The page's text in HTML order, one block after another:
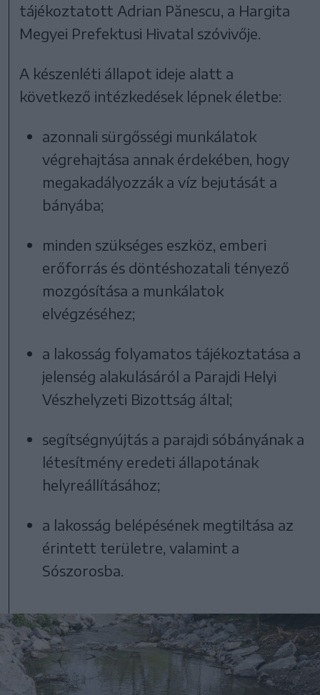
tájékoztatott Adrian Pănescu, a Hargita
Megyei Prefektusi Hivatal szóvivője.
A készenléti állapot ideje alatt a
következő intézkedések lépnek életbe:
azonnali sürgősségi munkálatok
végrehajtása annak érdekében, hogy
megakadályozzák a víz bejutását a
bányába;
minden szükséges eszköz, emberi
erőforrás és döntéshozatali tényező
mozgósítása a munkálatok
elvégzéséhez;
a lakosság folyamatos tájékoztatása a
jelenség alakulásáról a Parajdi Helyi
Vészhelyzeti Bizottság által;
segítségnyújtás a parajdi sóbányának a
létesítmény eredeti állapotának
helyreállításához;
a lakosság belépésének megtiltása az
érintett területre, valamint a
Sószorosba.